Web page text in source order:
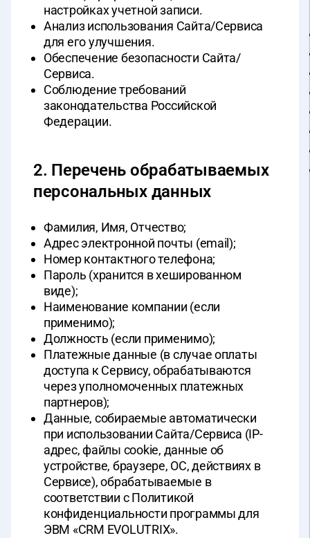
настройках учетной записи.
Анализ использования Сайта/Сервиса
для его улучшения.
Обеспечение безопасности Сайта/
Сервиса.
Соблюдение требований
законодательства Российской
Федерации.
2. Перечень обрабатываемых
персональных данных
Фамилия, Имя, Отчество;
Адрес электронной почты (email);
Номер контактного телефона;
Пароль (хранится в хешированном
виде);
Наименование компании (если
применимо);
Должность (если применимо);
Платежные данные (в случае оплаты
доступа к Сервису, обрабатываются
через уполномоченных платежных
партнеров);
Данные, собираемые автоматически
при использовании Сайта/Сервиса (IP-
адрес, файлы cookie, данные об
устройстве, браузере, ОС, действиях в
Сервисе), обрабатываемые в
соответствии с Политикой
конфиденциальности программы для
ЭВМ «CRM EVOLUTRIX».